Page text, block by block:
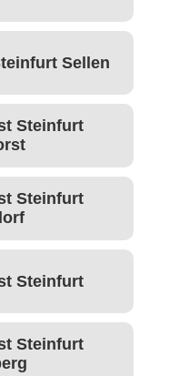
Sellen
Steinfurt
Steinfurt
Steinfurt
Steinfurt